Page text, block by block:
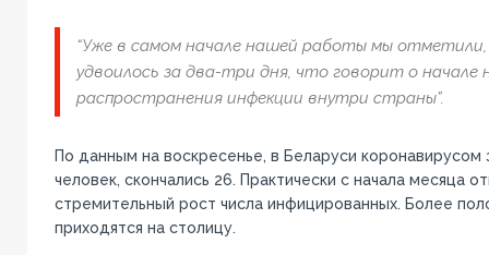
“Уже в самом начале нашей работы мы отметили,
удвоилось за два-три дня, что говорит о начале
распространения инфекции внутри страны”.
По данным на воскресенье, в Беларуси коронавирусом
человек, скончались 26. Практически с начала месяца
стремительный рост числа инфицированных. Более
приходятся на столицу.